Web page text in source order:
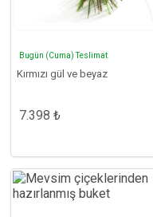
Bugün (Cuma) Teslimat
Kırmızı gül ve beyaz
7.398 ₺